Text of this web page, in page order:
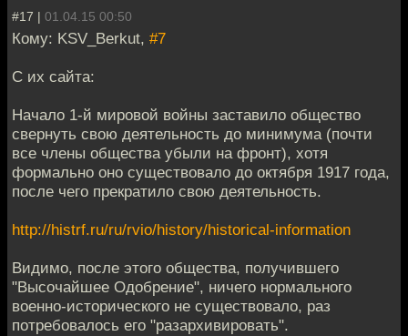
#17 | 01.04.15 00:50
Кому: KSV_Berkut, #7
С их сайта:
Начало 1-й мировой войны заставило общество
свернуть свою деятельность до минимума (почти
все члены общества убыли на фронт), хотя
формально оно существовало до октября 1917 года,
после чего прекратило свою деятельность.
http://histrf.ru/ru/rvio/history/historical-information
Видимо, после этого общества, получившего
"Высочайшее Одобрение", ничего нормального
военно-исторического не существовало, раз
потребовалось его "разархивировать".